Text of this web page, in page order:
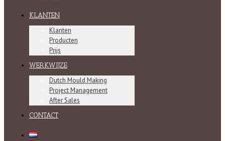
KLANTEN
Klanten
Producten
Prijs
WERKWIJZE
Dutch Mould Making
Project Management
After Sales
CONTACT